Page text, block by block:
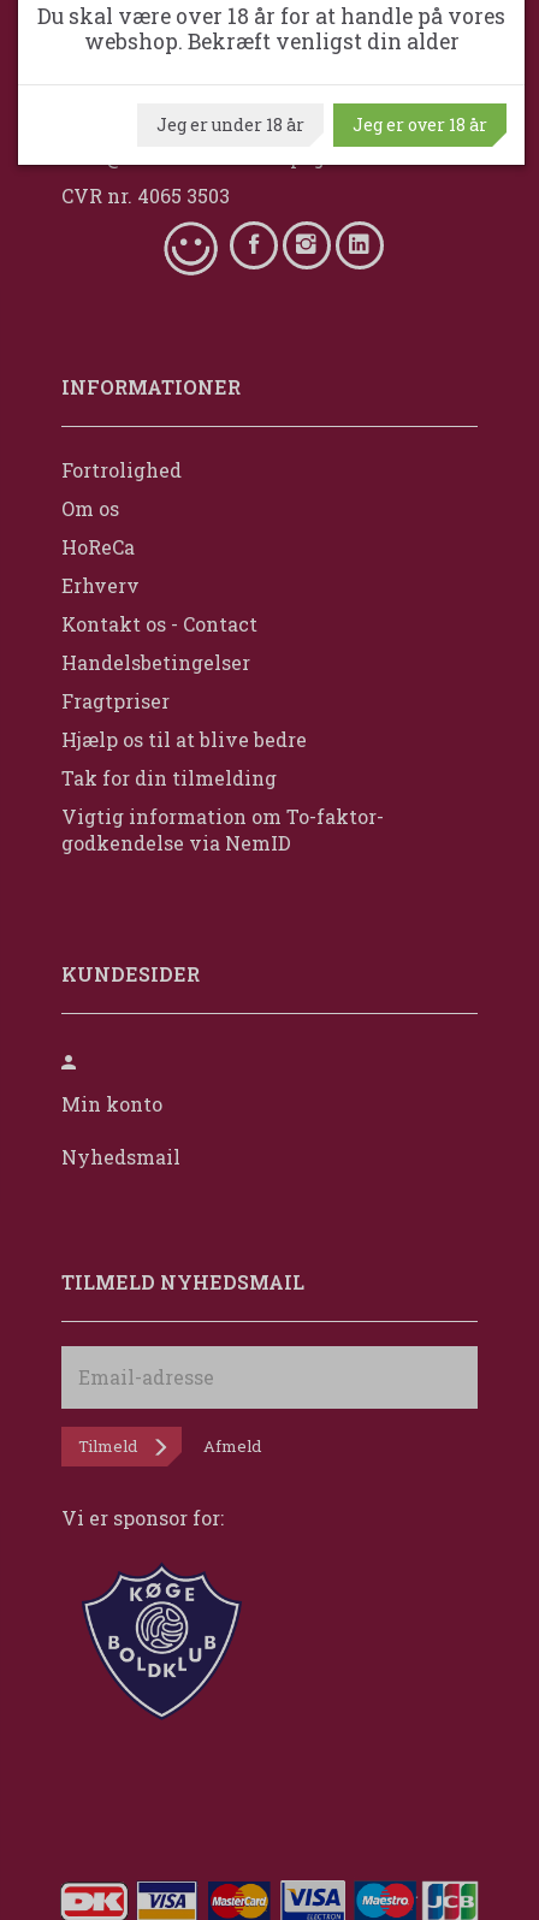
Køgevin.dk
Maximum Wine
Danmark
+45 2384 2019
CVR nr. 4065 3503
INFORMATIONER
Fortrolighed
Om os
HoReCa
Erhverv
Kontakt os - Contact
Handelsbetingelser
Fragtpriser
Hjælp os til at blive bedre
Tak for din tilmelding
Vigtig information om To-faktor-
godkendelse via NemID
KUNDESIDER
Min konto
Nyhedsmail
TILMELD NYHEDSMAIL
adresse
Tilmeld Afmeld
Vi er sponsor for:
Du skal være over 18 år for at handle på vores
webshop. Bekræft venligst din alder
Jeg er under 18 år Jeg er over 18 år